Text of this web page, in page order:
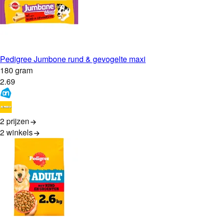
Pedigree Jumbone rund & gevogelte maxi
180 gram
2.69
2 prijzen
2winkels